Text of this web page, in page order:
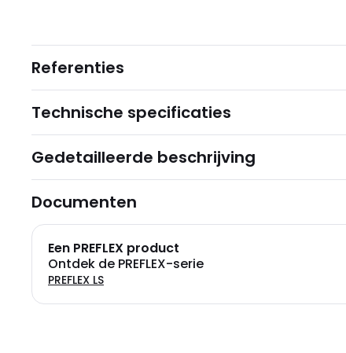
Referenties
Technische specificaties
Gedetailleerde beschrijving
Documenten
Een PREFLEX product
Ontdek de PREFLEX-serie
PREFLEX LS